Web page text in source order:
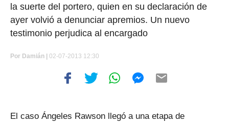
la suerte del portero, quien en su declaración de
ayer volvió a denunciar apremios. Un nuevo
testimonio perjudica al encargado
Por Damián | 02-07-2013 12:30
El caso Ángeles Rawson llegó a una etapa de